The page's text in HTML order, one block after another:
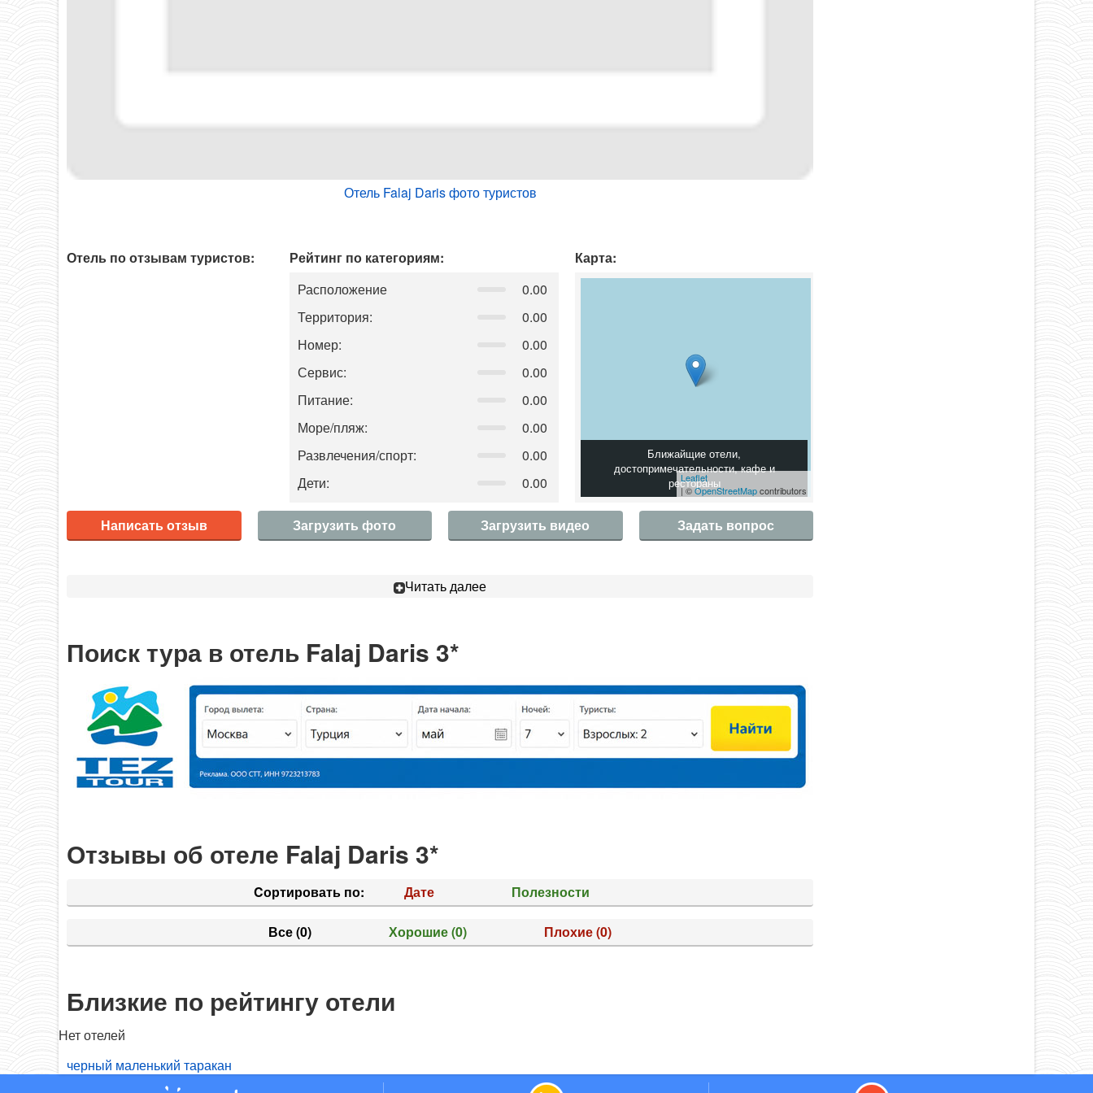
Отель Falaj Daris фото туристов
Отель по отзывам туристов:
Рейтинг по категориям:
Расположение
0.00
Территория:
0.00
Номер:
0.00
Сервис:
0.00
Питание:
0.00
Море/пляж:
0.00
Развлечения/спорт:
0.00
Дети:
0.00
Карта:
Leaflet
| ©OpenStreetMapcontributors
Ближайщие отели,
достопримечательности, кафе и
рестораны
Написать отзыв Загрузить фото Загрузить видео Задать вопрос
Читать далее
Поиск тура в отель Falaj Daris 3*
Отзывы об отеле Falaj Daris 3*
Cортировать по: Дате Полезности
Все(0) Хорошие(0) Плохие(0)
Близкие по рейтингу отели
Нет отелей
черный маленький таракан